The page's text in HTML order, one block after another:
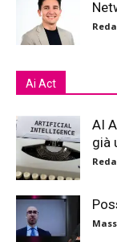
Ai Act
AI
già